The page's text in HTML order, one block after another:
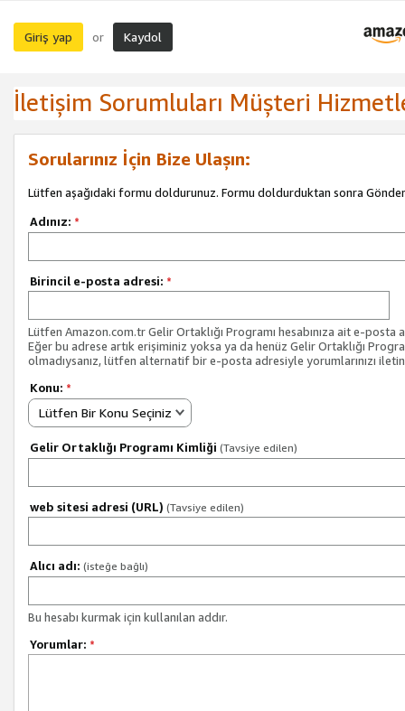
Giriş yap or Kaydol
İletişim Sorumluları Müşteri
Sorularınız İçin Bize Ulaşın:
Lütfen aşağıdaki formu doldurunuz. Formu doldurduktan sonra Gönder
Adınız: *
Birincil e-posta adresi: *
Lütfen Amazon.com.tr Gelir Ortaklığı Programı hesabınıza ait e-posta
Eğer bu adrese artık erişiminiz yoksa ya da henüz Gelir Ortaklığı
olmadıysanız, lütfen alternatif bir e-posta adresiyle yorumlarınızı
Konu: *
Lütfen Bir Konu Seçiniz
Gelir Ortaklığı Programı Kimliği (Tavsiye edilen)
web sitesi adresi (URL) (Tavsiye edilen)
Alıcı adı: (isteğe bağlı)
Bu hesabı kurmak için kullanılan addır.
Yorumlar: *